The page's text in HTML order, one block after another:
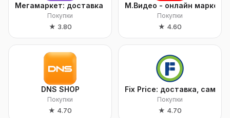
Мегамаркет: доставка товаров
Покупки
★ 3.80
М.Видео - онлайн маркет
Покупки
★ 4.60
DNS SHOP
Покупки
★ 4.70
Fix Price: доставка,
Покупки
★ 4.70